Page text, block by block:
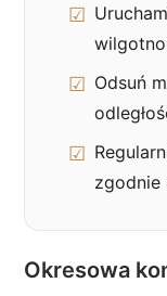
Odsuń
zgodnie
Okresowa